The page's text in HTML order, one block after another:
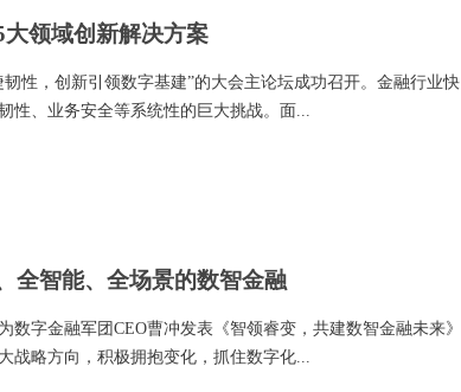
领域创新解决方案
性，创新引领数字基建”的大会主论坛成功召开。金融行业快
性、业务安全等系统性的巨大挑战。面...
全智能、全场景的数智金融
字金融军团CEO曹冲发表《智领睿变，共建数智金融未来》
战略方向，积极拥抱变化，抓住数字化...